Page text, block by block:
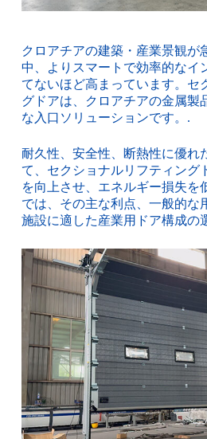
クロアチアの建築・産業景観が
中、よりスマートで効率的なイ
てないほど高まっています。セ
グドアは、クロアチアの金属製
な入口ソリューションです。.
耐久性、安全性、断熱性に優れ
て、セクショナルリフティング
を向上させ、エネルギー損失を
では、その主な利点、一般的な
施設に適した産業用ドア構成の